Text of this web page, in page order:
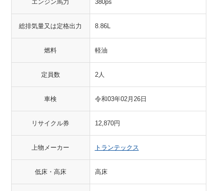
エンジン馬力 380ps
総排気量又は定格出力 8.86L
燃料 軽油
定員数 2人
車検 令和03年02月26日
リサイクル券 12,870円
上物メーカー トランテックス
低床・高床 高床